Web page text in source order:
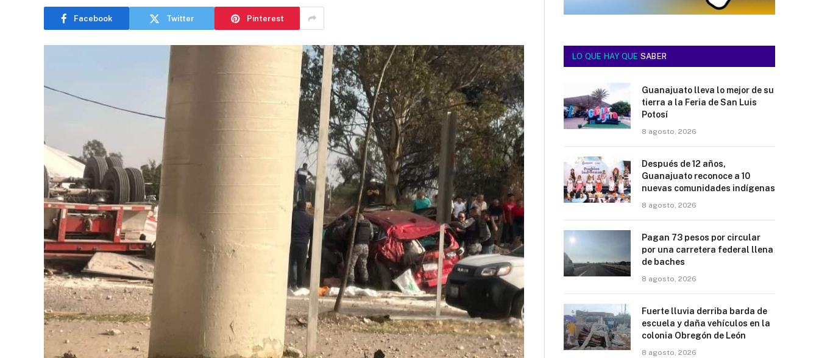
Facebook Twitter Pinterest
LO QUE HAY QUE SABER
Guanajuato lleva lo mejor de su
tierra a la Feria de San Luis
Potosí
8 agosto, 2026
Después de 12 años,
Guanajuato reconoce a 10
nuevas comunidades indígenas
8 agosto, 2026
Pagan 73 pesos por circular
por una carretera federal llena
de baches
8 agosto, 2026
Fuerte lluvia derriba barda de
escuela y daña vehículos en la
colonia Obregón de León
8 agosto, 2026